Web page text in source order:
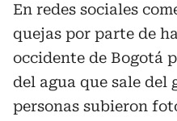
En redes sociales
quejas por parte de
occidente de Bogotá
del agua que sale del
personas subieron